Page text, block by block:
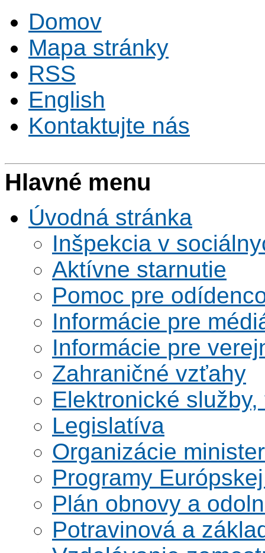
Domov
Mapa stránky
RSS
English
Kontaktujte nás
Hlavné menu
Úvodná stránka
Inšpekcia v
Aktívne starnutie
Pomoc pre
Informácie pre
Informácie pre
Zahraničné vzťahy
Elektronické
Legislatíva
Organizácie
Programy
Plán obnovy a
Potravinová a